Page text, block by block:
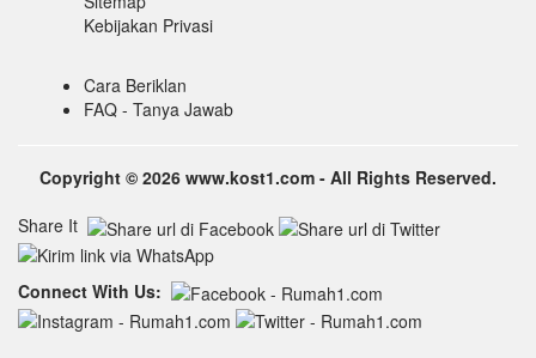
Kebijakan Privasi
Cara Beriklan
FAQ - Tanya Jawab
Copyright © 2026 www.kost1.com - All Rights Reserved.
Share It
Connect With Us: